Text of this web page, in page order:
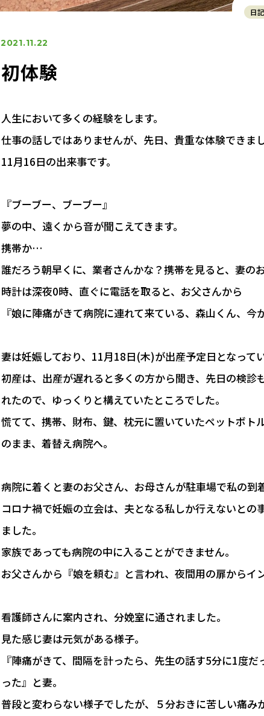
日記
2021.11.22
初体験
人生において多くの経験をします。
仕事の話しではありませんが、先日、貴重な体験できま
11月16日の出来事です。
『ブーブー、ブーブー』
夢の中、遠くから音が聞こえてきます。
携帯か…
誰だろう朝早くに、業者さんかな？携帯を見ると、妻の
時計は深夜0時、直ぐに電話を取ると、お父さんから
『娘に陣痛がきて病院に連れて来ている、森山くん、今
妻は妊娠しており、11月18日(木)が出産予定日となって
初産は、出産が遅れると多くの方から聞き、先日の検診
れたので、ゆっくりと構えていたところでした。
慌てて、携帯、財布、鍵、枕元に置いていたペットボト
のまま、着替え病院へ。
病院に着くと妻のお父さん、お母さんが駐車場で私の到
コロナ禍で妊娠の立会は、夫となる私しか行えないとの
ました。
家族であっても病院の中に入ることができません。
お父さんから『娘を頼む』と言われ、夜間用の扉からイ
看護師さんに案内され、分娩室に通されました。
見た感じ妻は元気がある様子。
『陣痛がきて、間隔を計ったら、先生の話す5分に1度
った』と妻。
普段と変わらない様子でしたが、５分おきに苦しい痛みが